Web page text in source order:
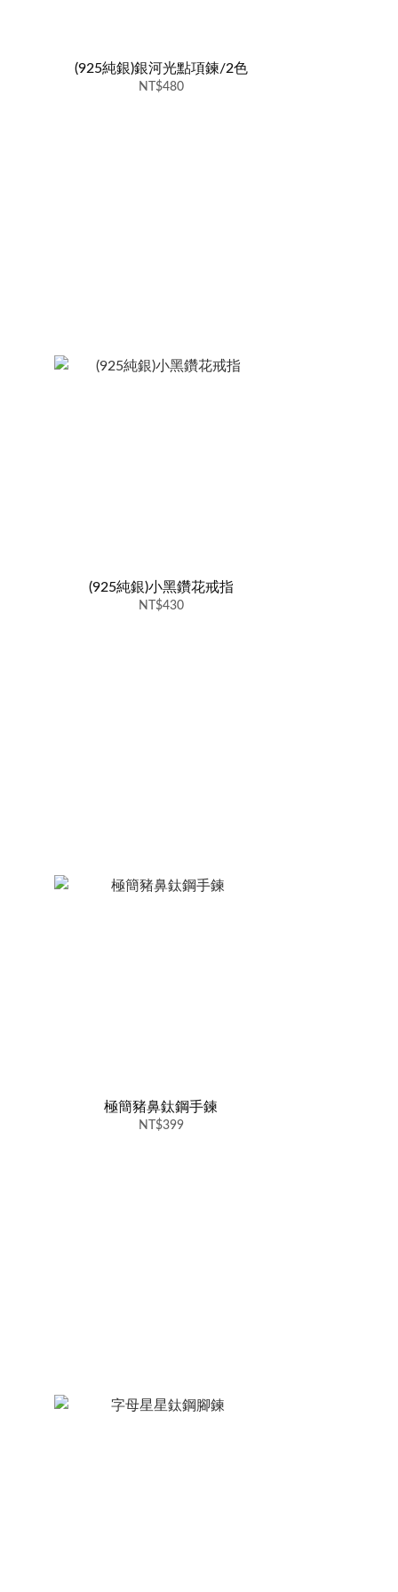
(925純銀)銀河光點項鍊/2色
NT$480
(925純銀)小黑鑽花戒指
NT$430
極簡豬鼻鈦鋼手鍊
NT$399